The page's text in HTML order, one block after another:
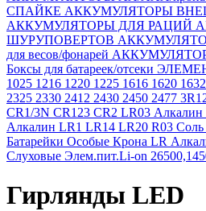
СПАЙКЕ АККУМУЛЯТОРЫ
АККУМУЛЯТОРЫ ДЛЯ РАЦИЙ
ШУРУПОВЕРТОВ
для весов/фонарей
Боксы для батареек/отсеки
1025 1216 1220 1225 1616 1620 1632
2325 2330 2412 2430 2450 2477
CR1/3N CR123 CR2 LR03 Алкалин
Алкалин LR1 LR14 LR20 R03 Соль
Батарейки Особые Крона LR
Слуховые Элем.пит.Li-on
Гирлянды LED